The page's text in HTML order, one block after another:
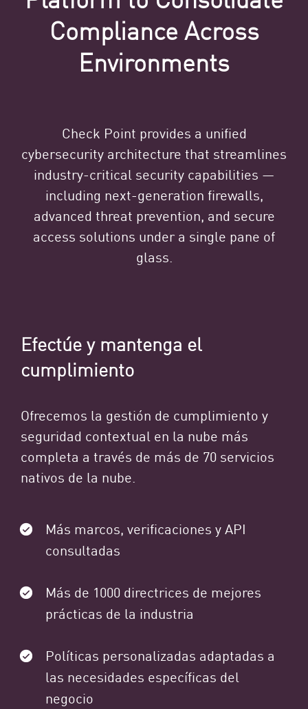
Compliance Across
Environments
Check Point provides a unified
cybersecurity architecture that streamlines
industry-critical security capabilities —
including next-generation firewalls,
advanced threat prevention, and secure
access solutions under a single pane of
glass.
Efectúe y mantenga el
cumplimiento
Ofrecemos la gestión de cumplimiento y
seguridad contextual en la nube más
completa a través de más de 70 servicios
nativos de la nube.
Más marcos, verificaciones y API
consultadas
Más de 1000 directrices de mejores
prácticas de la industria
Políticas personalizadas adaptadas a
las necesidades específicas del
negocio